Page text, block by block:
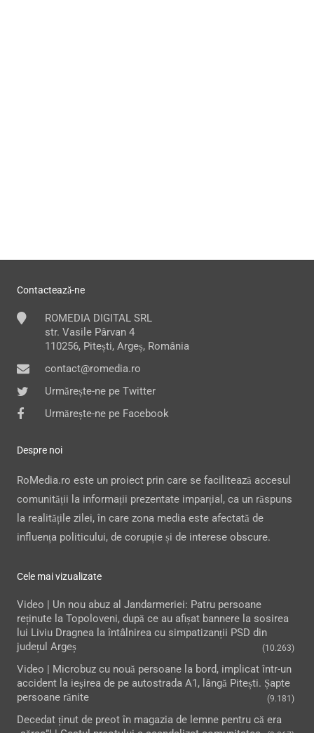
Contactează-ne
ROMEDIA DIGITAL SRL
str. Vasile Pârvan 4
110256, Pitești, Argeș, România
contact@romedia.ro
Urmărește-ne pe Twitter
Urmărește-ne pe Facebook
Despre noi
RoMedia.ro este un proiect prin care se facilitează accesul
comunității la informații prezentate imparțial, ca un răspuns
la realitățile zilei, în care zona media este afectată de
influența politicului, de corupție și de interese obscure.
Cele mai vizualizate
Video | Un nou abuz al Jandarmeriei: Patru persoane
reținute la Topoloveni, după ce au afișat bannere la sosirea
lui Liviu Dragnea la întâlnirea cu simpatizanții PSD din
județul Argeș
(10.263)
Video | Microbuz cu nouă persoane la bord, implicat într-un
accident la ieşirea de pe autostrada A1, lângă Pitești. Șapte
persoane rănite
(9.181)
Decedat ținut de preot în magazia de lemne pentru că era